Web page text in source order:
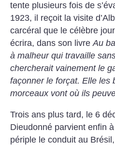
tente plusieurs fois de
1923, il reçoit la visite
carcéral que le célèbre
écrira, dans son livreAu
à malheur qui travaille
chercherait vainement le
façonner le forçat. Elle les
morceaux vont où ils
Trois ans plus tard, le 6
Dieudonné parvient enfin
périple le conduit au